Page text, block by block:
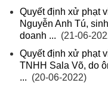
Quyết định xử phạt
Nguyễn Anh Tú,
doanh ... (21-06-
Quyết định xử phạt
TNHH Sala Võ, do
... (20-06-2022)